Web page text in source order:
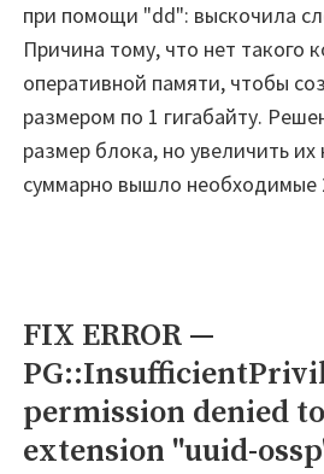
при помощи "dd": выскочила
Причина тому, что нет такого
оперативной памяти, чтобы
размером по 1 гигабайту.
размер блока, но увеличить
суммарно вышло необходимые
FIX ERROR —
permission denied
extension "uuid-